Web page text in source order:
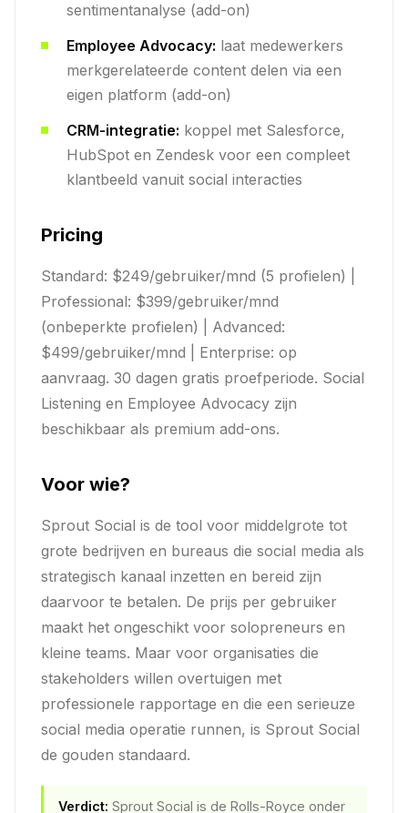
sentimentanalyse (add-on)
Employee Advocacy: laat medewerkers
merkgerelateerde content delen via een
eigen platform (add-on)
CRM-integratie: koppel met Salesforce,
HubSpot en Zendesk voor een compleet
klantbeeld vanuit social interacties
Pricing
Standard: $249/gebruiker/mnd (5 profielen) |
Professional: $399/gebruiker/mnd
(onbeperkte profielen) | Advanced:
$499/gebruiker/mnd | Enterprise: op
aanvraag. 30 dagen gratis proefperiode. Social
Listening en Employee Advocacy zijn
beschikbaar als premium add-ons.
Voor wie?
Sprout Social is de tool voor middelgrote tot
grote bedrijven en bureaus die social media als
strategisch kanaal inzetten en bereid zijn
daarvoor te betalen. De prijs per gebruiker
maakt het ongeschikt voor solopreneurs en
kleine teams. Maar voor organisaties die
stakeholders willen overtuigen met
professionele rapportage en die een serieuze
social media operatie runnen, is Sprout Social
de gouden standaard.
Verdict: Sprout Social is de Rolls-Royce onder